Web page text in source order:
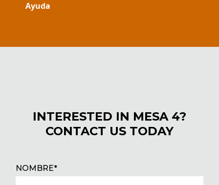
Ayuda
INTERESTED IN MESA 4?
CONTACT US TODAY
NOMBRE*(REQUIRED)